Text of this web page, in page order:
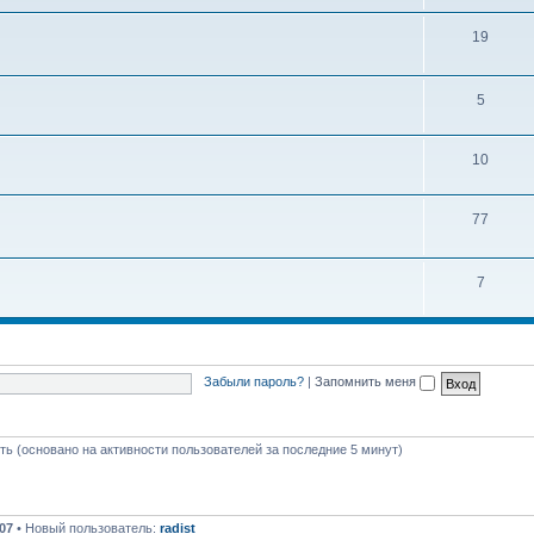
м
19
5Т
м
ы
10Т
77
7Т
Забыли пароль? Запомнить меня
(основано на активности пользователей за последние 5 минут)
• Новый пользователь: radist